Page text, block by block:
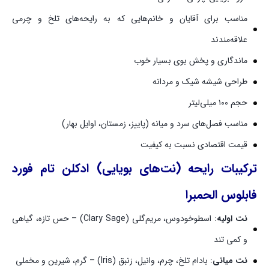
مناسب برای آقایان و خانم‌هایی که به رایحه‌های تلخ و چرمی
علاقه‌مندند
ماندگاری و پخش بوی بسیار خوب
طراحی شیشه شیک و مردانه
حجم ۱۰۰ میلی‌لیتر
مناسب فصل‌های سرد و میانه (پاییز، زمستان، اوایل بهار)
قیمت اقتصادی نسبت به کیفیت
ترکیبات رایحه (نت‌های بویایی) ادکلن تام فورد
فابلوس الحمبرا
نت اولیه
: اسطوخودوس، مریم‌گلی (Clary Sage) – حس تازه، گیاهی
و کمی تند
نت میانی: بادام تلخ، چرم، وانیل، زنبق (Iris) – گرم، شیرین و مخملی